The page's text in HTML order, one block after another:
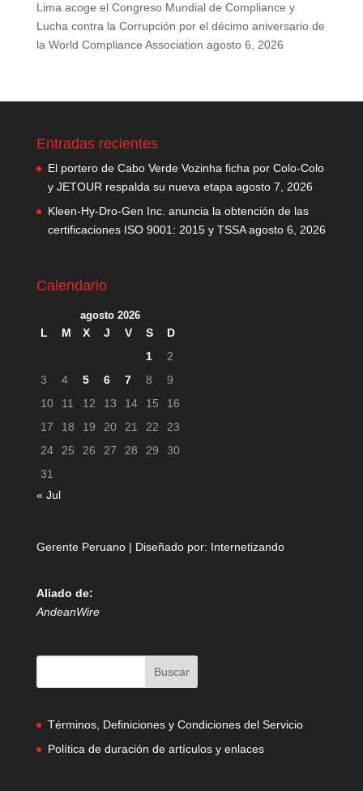
Lima acoge el Congreso Mundial de Compliance y
Lucha contra la Corrupción por el décimo aniversario de
la World Compliance Association agosto 6, 2026
Entradas recientes
El portero de Cabo Verde Vozinha ficha por Colo-Colo
y JETOUR respalda su nueva etapa agosto 7, 2026
Kleen-Hy-Dro-Gen Inc. anuncia la obtención de las
certificaciones ISO 9001: 2015 y TSSA agosto 6, 2026
Calendario
agosto 2026
L M X J V S
D
1
2
3
4 5 6 7 8
9
10
11 12 13 14 15
16
17
18 19 20 21 22
23
24
25 26 27 28 29
30
31
« Jul
Gerente Peruano | Diseñado por: Internetizando
Aliado de:
AndeanWire
Términos, Definiciones y Condiciones del Servicio
Política de duración de artículos y enlaces